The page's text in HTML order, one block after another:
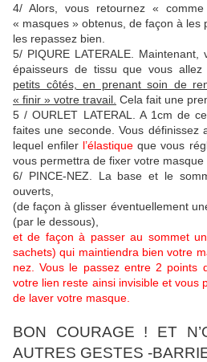
4/ Alors, vous retournez «
« masques » obtenus, de façon à les
les repassez bien.
5/ PIQURE LATERALE.
épaisseurs de tissu que vous
petits côtés, en prenant soin de
« finir » votre travail. Cela fait une
5 / OURLET LATERAL. A 1cm de
faites une seconde. Vous définissez
lequel enfiler l’élastiqueque vous
vous permettra de fixer votre masque
6/ PINCE-NEZ. La base et le
ouverts,
(de façon à glisser éventuellement
(par le dessous),
et de façon à passer au sommet
sachets) qui maintiendra bien votre
nez. Vous le passez entre 2 points
votre lien reste ainsi invisible et vous
de laver votre masque.
BON COURAGE ! ET
AUTRES GESTES -